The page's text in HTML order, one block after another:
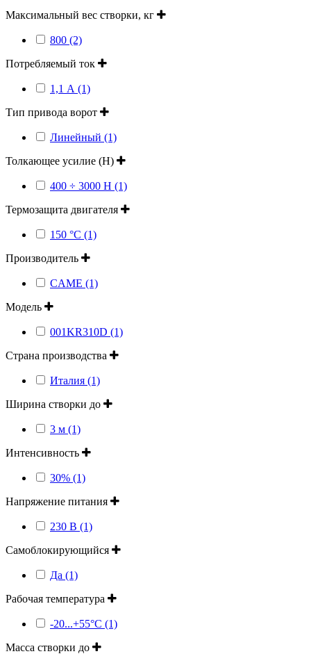
Максимальный вес створки, кг
800 (2)
Потребляемый ток
1,1 А (1)
Тип привода ворот
Линейный (1)
Толкающее усилие (Н)
400 ÷ 3000 Н (1)
Термозащита двигателя
150 °C (1)
Производитель
CAME (1)
Модель
001KR310D (1)
Страна производства
Италия (1)
Ширина створки до
3 м (1)
Интенсивность
30% (1)
Напряжение питания
230 В (1)
Самоблокирующийся
Да (1)
Рабочая температура
-20...+55°C (1)
Масса створки до